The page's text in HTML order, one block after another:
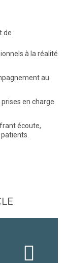
de :
à la réalité
au
en charge
écoute,